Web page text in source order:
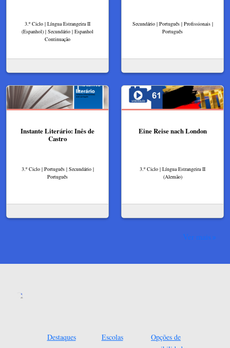
3.º Ciclo | Língua Estrangeira II
(Espanhol) | Secundário | Espanhol
Continuação
Secundário | Português | Profissionais |
Português
Instante Literário: Inês de
Castro
3.º Ciclo | Português | Secundário |
Português
Eine Reise nach London
3.º Ciclo | Língua Estrangeira II
(Alemão)
Ver mais
Destaques Escolas
Opções de